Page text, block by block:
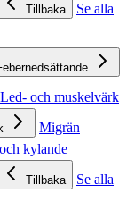
Tillbaka
Se alla
Led- och muskelvärk
Migrän
kylande
Tillbaka
Se alla